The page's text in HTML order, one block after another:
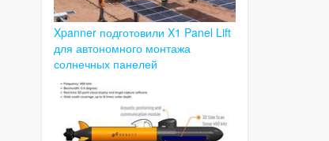
Xpanner подготовили X1 Panel Lift
для автономного монтажа
солнечных панелей